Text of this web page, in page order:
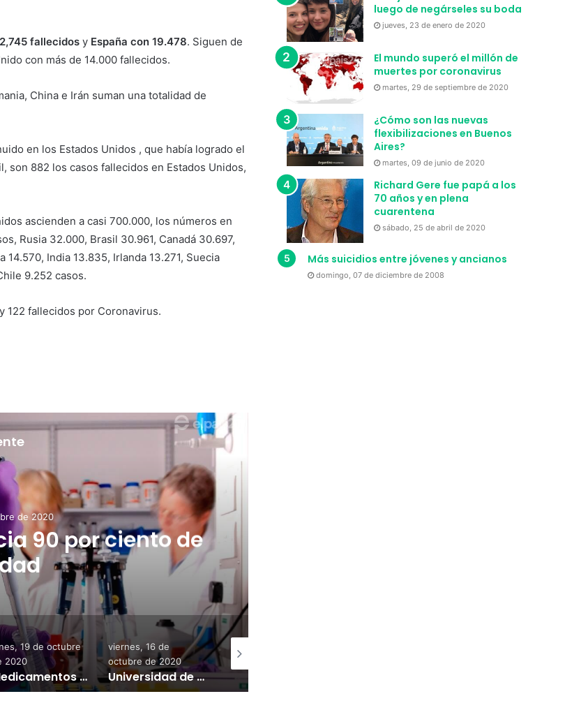
fallecidos y España con 19.478. Siguen de
con más de 14.000 fallecidos.
China e Irán suman una totalidad de
en los Estados Unidos , que había logrado el
son 882 los casos fallecidos en Estados Unidos,
ascienden a casi 700.000, los números en
Rusia 32.000, Brasil 30.961, Canadá 30.697,
India 13.835, Irlanda 13.271, Suecia
9.252 casos.
122 fallecidos por Coronavirus.
de 2020
90 por ciento de
19 de octubre
2020
Medicamentos para covid-19 no reducen muertes
viernes, 16 de
octubre de 2020
Universidad de Oxford crea test de covid-19 en 5 minutos
viernes, 04 de
diciembre de 2020
luego de negárseles su boda
jueves, 23 de enero de 2020
El mundo superó el millón de
muertes por coronavirus
martes, 29 de septiembre de 2020
¿Cómo son las nuevas
flexibilizaciones en Buenos
Aires?
martes, 09 de junio de 2020
Richard Gere fue papá a los
70 años y en plena
cuarentena
sábado, 25 de abril de 2020
Más suicidios entre jóvenes y ancianos
domingo, 07 de diciembre de 2008